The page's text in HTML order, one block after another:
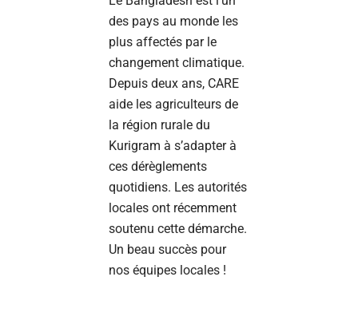
des pays au monde les
plus affectés par le
changement climatique.
Depuis deux ans, CARE
aide les agriculteurs de
la région rurale du
Kurigram à s’adapter à
ces dérèglements
quotidiens. Les autorités
locales ont récemment
soutenu cette démarche.
Un beau succès pour
nos équipes locales !